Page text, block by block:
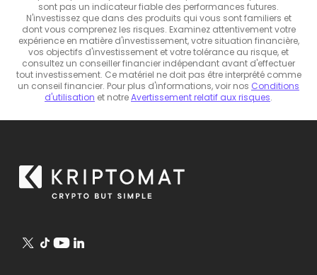
sont pas un indicateur fiable des performances futures.
N'investissez que dans des produits qui vous sont familiers et
dont vous comprenez les risques. Examinez attentivement votre
expérience en matière d'investissement, votre situation financière,
vos objectifs d'investissement et votre tolérance au risque, et
consultez un conseiller financier indépendant avant d'effectuer
tout investissement. Ce matériel ne doit pas être interprété comme
un conseil financier. Pour plus d'informations, voir nos Conditions
d'utilisation et notreAvertissement relatif aux risques.